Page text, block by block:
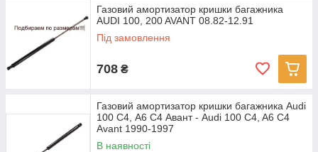
Газовий амортизатор кришки багажника
AUDI 100, 200 AVANT 08.82-12.91
Під замовлення
708 ₴
Газовий амортизатор кришки багажника Audi
100 С4, А6 С4 Авант - Audi 100 C4, A6 C4
Avant 1990-1997
В наявності